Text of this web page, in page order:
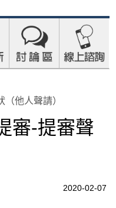
他人聲請）
審-提審聲
2020-02-07